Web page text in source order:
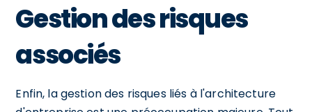
Gestion des risques
associés
Enfin, la gestion des risques liés à l'architecture